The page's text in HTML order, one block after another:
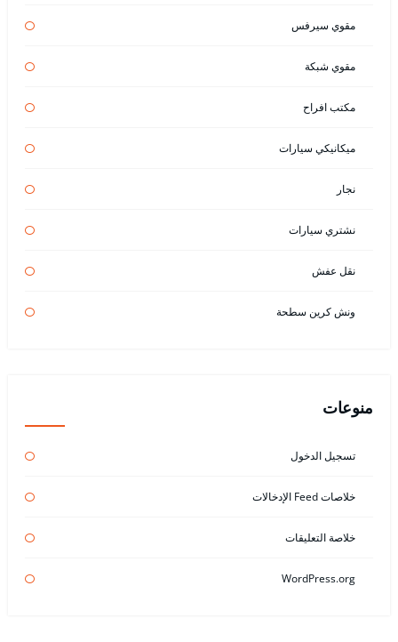
مقوي سيرفس
مقوي شبكة
مكتب افراح
ميكانيكي سيارات
نجار
نشتري سيارات
نقل عفش
ونش كرين سطحة
منوعات
تسجيل الدخول
خلاصات Feed الإدخالات
خلاصة التعليقات
WordPress.org